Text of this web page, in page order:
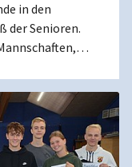
in den
der Senioren.